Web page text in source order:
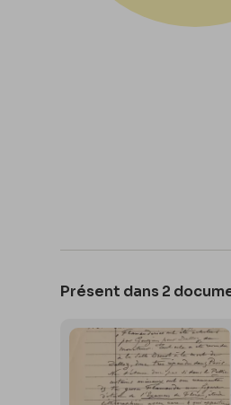
Présent dans 2